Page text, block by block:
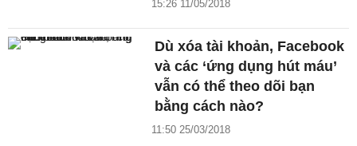
15:26 11/05/2018
Dù xóa tài khoản, Facebook
và các ‘ứng dụng hút máu’
vẫn có thể theo dõi bạn
bằng cách nào?
11:50 25/03/2018